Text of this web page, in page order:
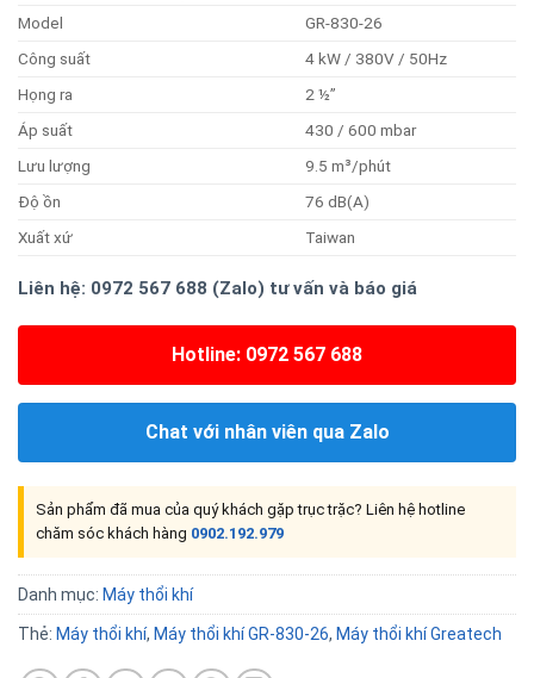
Model
GR-830-26
Công suất
4 kW / 380V / 50Hz
Họng ra
2 ½”
Áp suất
430 / 600 mbar
Lưu lượng
9.5 m³/phút
Độ ồn
76 dB(A)
Xuất xứ
Taiwan
Liên hệ: 0972 567 688 (Zalo) tư vấn và báo giá
Hotline: 0972 567 688
Chat với nhân viên qua Zalo
Sản phẩm đã mua của quý khách gặp trục trặc? Liên hệ hotline
chăm sóc khách hàng 0902.192.979
Danh mục: Máy thổi khí
Thẻ: Máy thổi khí, Máy thổi khí GR-830-26, Máy thổi khí Greatech